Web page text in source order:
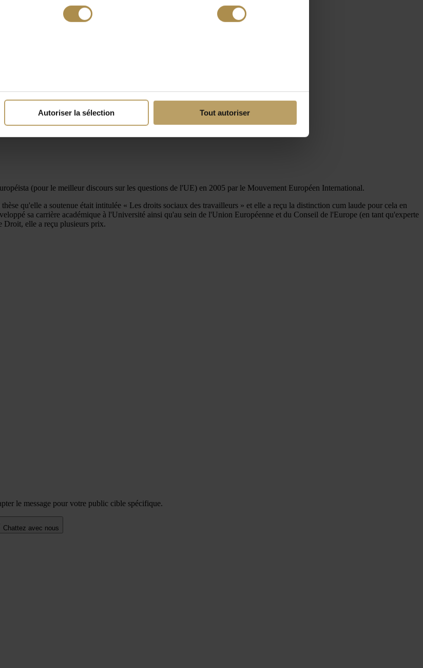
Autoriser la sélection Tout autoriser
(pour le meilleur discours sur les questions de l'UE) en 2005 par le Mouvement Européen International.
qu'elle a soutenue était intitulée « Les droits sociaux des travailleurs » et elle a reçu la distinction cum laude pour cela en
sa carrière académique à l'Université ainsi qu'au sein de l'Union Européenne et du Conseil de l'Europe (en tant qu'experte
Droit, elle a reçu plusieurs prix.
le message pour votre public cible spécifique.
Chattez avec nous